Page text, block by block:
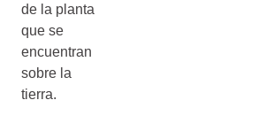
de la planta
que se
encuentran
sobre la
tierra.